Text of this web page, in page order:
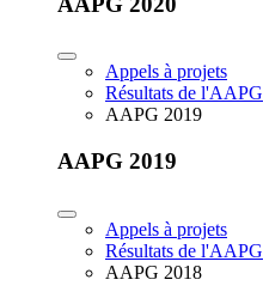
Appels à projets
Résultats de l'AAPG
AAPG 2019
AAPG 2019
Appels à projets
Résultats de l'AAPG
AAPG 2018